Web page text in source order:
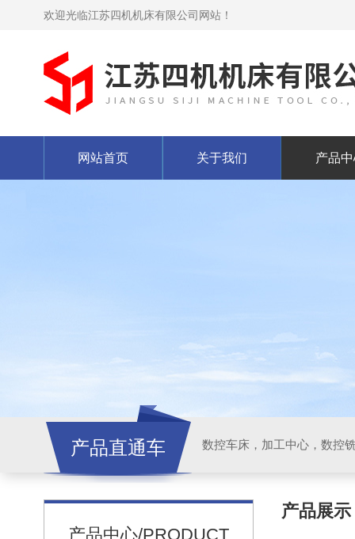
欢迎光临江苏四机机床有限公司网站！
网站首页 关于我们 产品
产品直通车
产品中心/PRODUCT
产品展示